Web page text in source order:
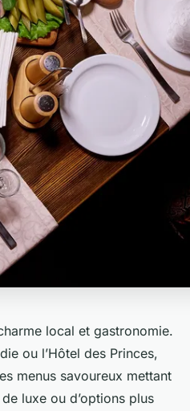
local et gastronomie.
ou l’Hôtel des Princes,
menus savoureux mettant
luxe ou d’options plus